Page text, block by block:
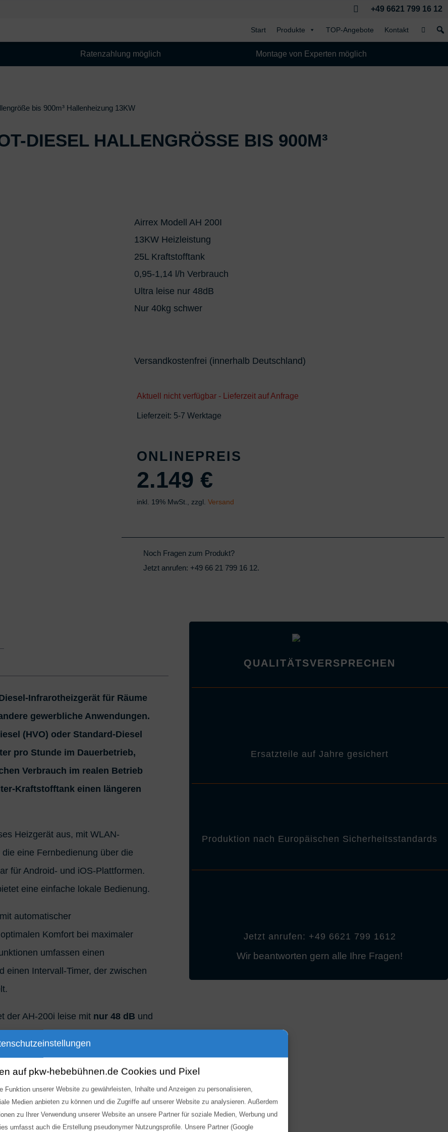
 +49 6621 799 16 12
Start Produkte TOP-Angebote Kontakt
Ratenzahlung möglich Montage von Experten möglich
bis 900m³ Hallenheizung 13KW
DIESEL HALLENGRÖSSE BIS 900M³ H
Airrex Modell AH 200I
13KW Heizleistung
25L Kraftstofftank
0,95-1,14 l/h Verbrauch
Ultra leise nur 48dB
Nur 40kg schwer
Versandkostenfrei (innerhalb Deutschland)
Aktuell nicht verfügbar - Lieferzeit auf Anfrage
Lieferzeit: 5-7 Werktage
ONLINEPREIS
2.149€
inkl. 19% MwSt., zzgl.Versand
Noch Fragen zum Produkt?
Jetzt anrufen: +49 66 21 799 16 12.
Infrarotheizgerät für Räume
gewerbliche Anwendungen.
(HVO) oder Standard-Diesel
pro Stunde im Dauerbetrieb,
Verbrauch im realen Betrieb
Kraftstofftank einen längeren
Heizgerät aus, mit WLAN-
eine Fernbedienung über die
für Android- und iOS-Plattformen.
eine einfache lokale Bedienung.
automatischer
Komfort bei maximaler
umfassen einen
einen Intervall-Timer, der zwischen
der AH-200i leise mit nur 48 dB und
Mit den
Heizgerät Portabilität mit
QUALITÄTSVERSPRECHEN
Ersatzteile auf Jahre gesichert
Produktion nach Europäischen Sicherheitsstandards
Jetzt anrufen: +49 6621 799 1612
Wir beantworten gern alle Ihre Fragen!
auf pkw-hebebühnen.de Cookies und Pixel
Funktion unserer Website zu gewährleisten, Inhalte und Anzeigen zu personalisieren,
Medien anbieten zu können und die Zugriffe auf unserer Website zu analysieren. Außerdem
zu Ihrer Verwendung unserer Website an unsere Partner für soziale Medien, Werbung und
umfasst auch die Erstellung pseudonymer Nutzungsprofile. Unsere Partner (Google